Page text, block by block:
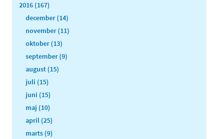
2016 (167)
december (14)
november (11)
oktober (13)
september (9)
august (15)
juli (15)
juni (15)
maj (10)
april (25)
marts (9)